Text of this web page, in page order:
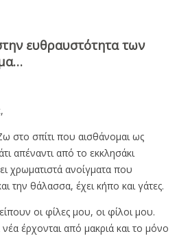
ευθραυστότητα των
στο σπίτι που αισθάνομαι ως
απέναντι από το εκκλησάκι
χρωματιστά ανοίγματα που
την θάλασσα, έχει κήπο και γάτες.
οι φίλες μου, οι φίλοι μου.
έρχονται από μακριά και το μόνο